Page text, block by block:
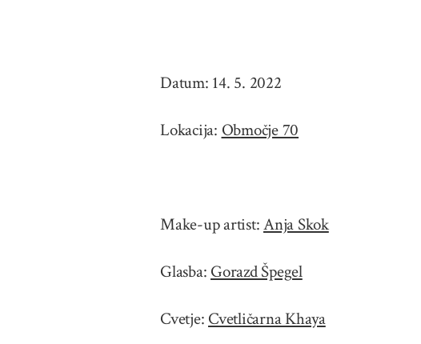
Datum: 14. 5. 2022
Lokacija: Območje 70
Make-up artist:Anja Skok
Glasba: Gorazd Špegel
Cvetje: Cvetličarna Khaya